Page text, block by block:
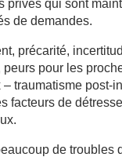
privés qui sont
de demandes.
précarité,
peurs pour les
– traumatisme post-
facteurs de
de troubles